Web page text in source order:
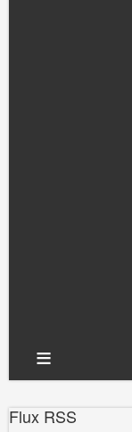
≡
Flux RSS